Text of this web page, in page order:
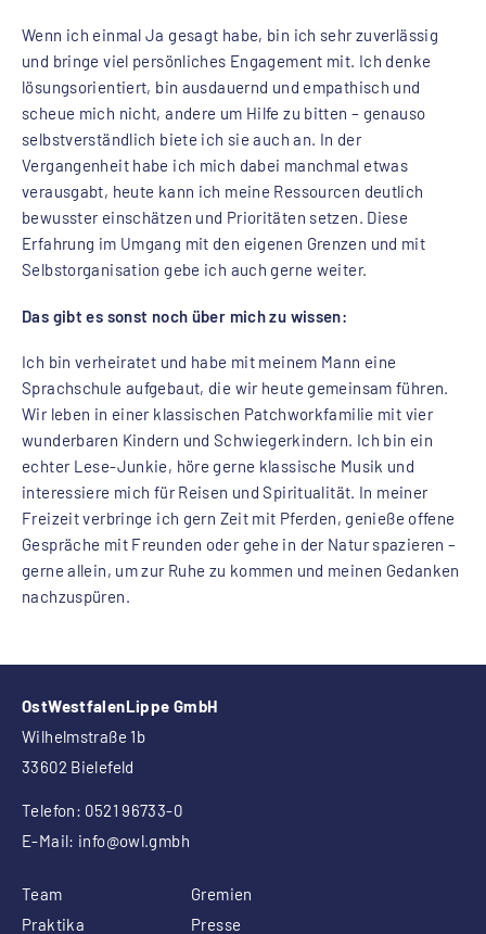
Wenn ich einmal Ja gesagt habe, bin ich sehr zuverlässig
und bringe viel persönliches Engagement mit. Ich denke
lösungsorientiert, bin ausdauernd und empathisch und
scheue mich nicht, andere um Hilfe zu bitten – genauso
selbstverständlich biete ich sie auch an. In der
Vergangenheit habe ich mich dabei manchmal etwas
verausgabt, heute kann ich meine Ressourcen deutlich
bewusster einschätzen und Prioritäten setzen. Diese
Erfahrung im Umgang mit den eigenen Grenzen und mit
Selbstorganisation gebe ich auch gerne weiter.
Das gibt es sonst noch über mich zu wissen:
Ich bin verheiratet und habe mit meinem Mann eine
Sprachschule aufgebaut, die wir heute gemeinsam führen.
Wir leben in einer klassischen Patchworkfamilie mit vier
wunderbaren Kindern und Schwiegerkindern. Ich bin ein
echter Lese-Junkie, höre gerne klassische Musik und
interessiere mich für Reisen und Spiritualität. In meiner
Freizeit verbringe ich gern Zeit mit Pferden, genieße offene
Gespräche mit Freunden oder gehe in der Natur spazieren –
gerne allein, um zur Ruhe zu kommen und meinen Gedanken
nachzuspüren.
OstWestfalenLippe GmbH
Wilhelmstraße 1b
33602 Bielefeld
Telefon: 0521 96733-0
E-Mail: info@owl.gmbh
Team
Gremien
Praktika
Presse